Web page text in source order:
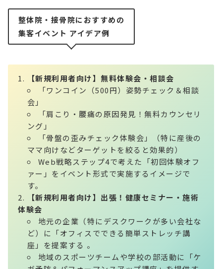
整体院・接骨院におすすめの
集客イベント アイデア例
【新規利用者向け】無料体験会・相談会
「ワンコイン（500円）姿勢チェック＆相談
会」
「肩こり・腰痛の原因発見！無料カウンセリ
ング」
「骨盤の歪みチェック体験会」（特に産後の
ママ向けなどターゲットを絞ると効果的）
Web戦略ステップ4で考えた「初回体験オフ
ァー」をイベント形式で実施するイメージで
す。
【新規利用者向け】出張！健康セミナー・施術
体験会
地元の企業（特にデスクワークが多い会社な
ど）に「オフィスでできる簡単ストレッチ講
座」を提案する 。
地域のスポーツチームや学校の部活動に「ケ